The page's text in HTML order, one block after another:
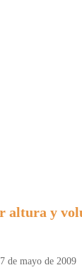
altura y
de mayo de 2009